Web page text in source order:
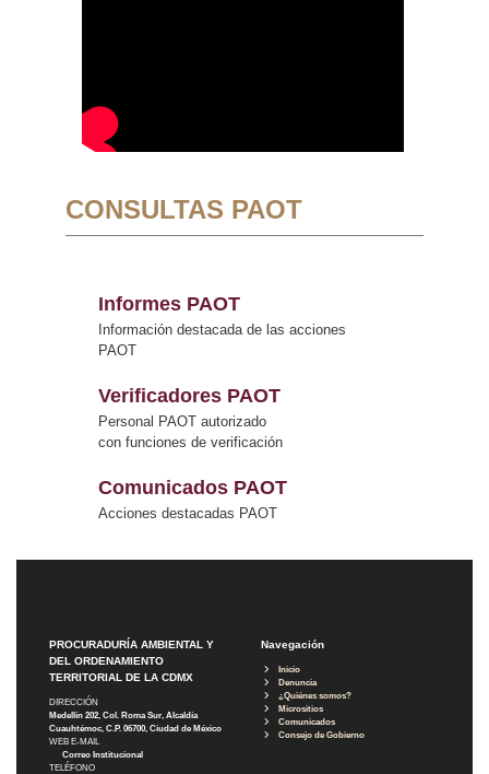
CONSULTAS PAOT
Informes PAOT
Información destacada de las acciones
PAOT
Verificadores PAOT
Personal PAOT autorizado
con funciones de verificación
Comunicados PAOT
Acciones destacadas PAOT
PROCURADURÍA AMBIENTAL Y
DEL ORDENAMIENTO
TERRITORIAL DE LA CDMX
DIRECCIÓN
Medellín 202, Col. Roma Sur, Alcaldía
Cuauhtémoc, C.P. 06700, Ciudad de México
WEB E-MAIL
Correo Institucional
TELÉFONO
Navegación
Inicio
Denuncia
¿Quiénes somos?
Micrositios
Comunicados
Consejo de Gobierno